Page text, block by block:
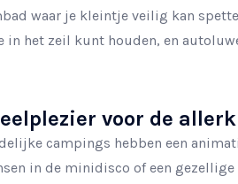
waar je kleintje veilig kan
in het zeil kunt houden, en
voor de
campings hebben een
in de minidisco of een